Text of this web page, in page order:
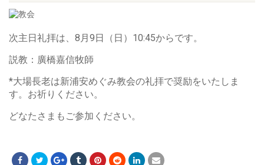
次主日礼拝は、8月9日（日）10:45からです。
説教：廣橋嘉信牧師
*大場長老は新浦安めぐみ教会の礼拝で奨励をいたしま
す。お祈りください。
どなたさまもご参加ください。